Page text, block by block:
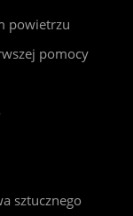
powietrzu
pomocy
sztucznego